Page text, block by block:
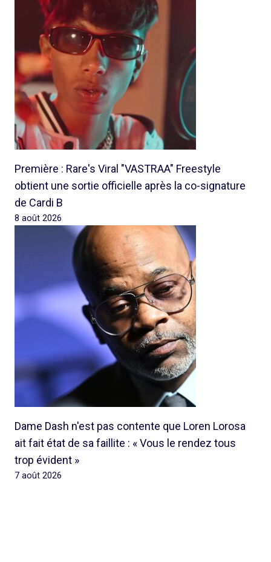
Première : Rare's Viral "VASTRAA" Freestyle
obtient une sortie officielle après la co-signature
de Cardi B
8 août 2026
Dame Dash n'est pas contente que Loren Lorosa
ait fait état de sa faillite : « Vous le rendez tous
trop évident »
7 août 2026